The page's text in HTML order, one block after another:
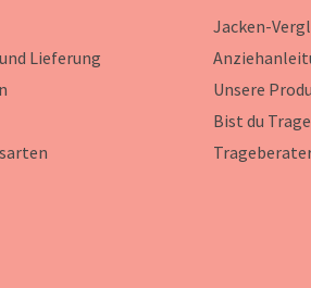
Lieferung
Jacken-
Unsere
Bist du